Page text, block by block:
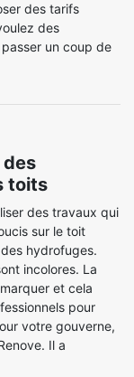
des tarifs
des
un coup de
des
toits
des travaux qui
sur le toit
hydrofuges.
incolores. La
et cela
pour
votre gouverne,
Il a